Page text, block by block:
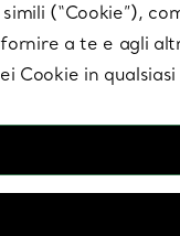
(“Cookie”),
a te e agli
Cookie in